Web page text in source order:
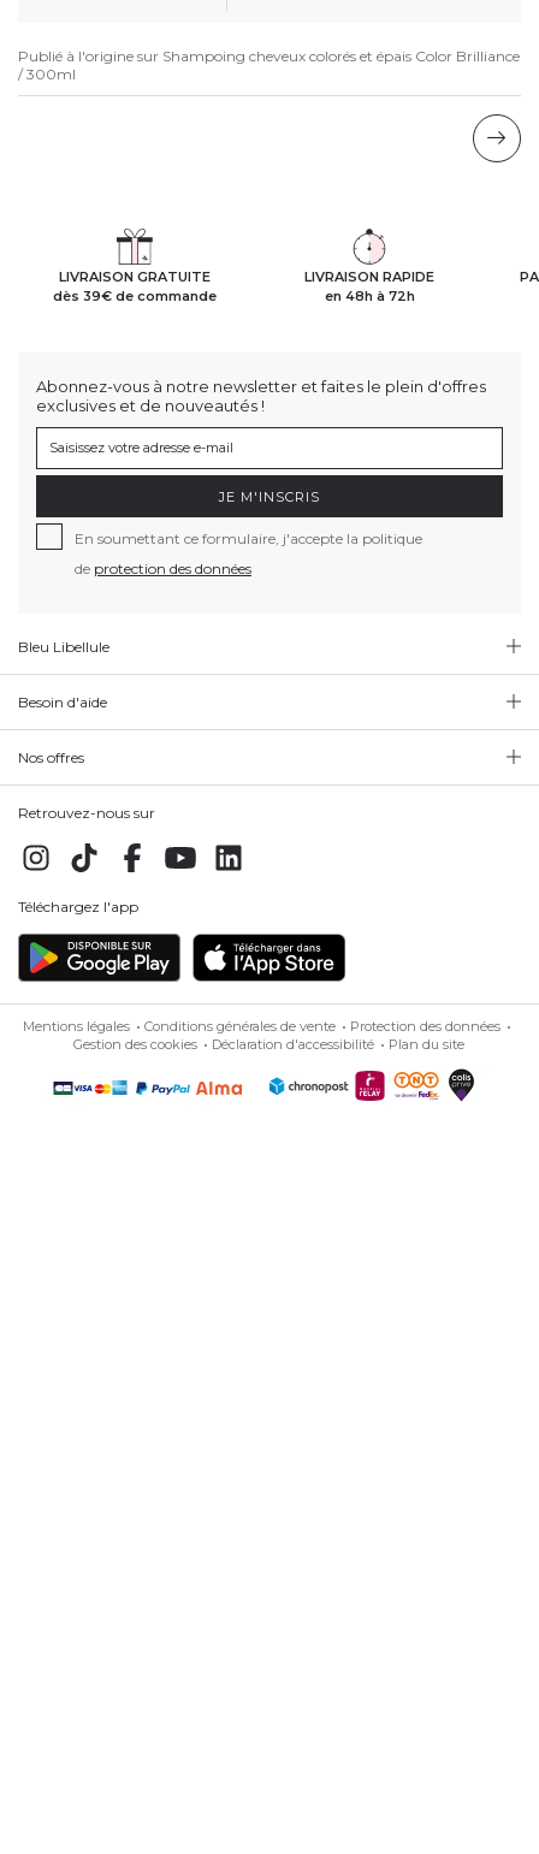
Publié à l'origine sur Shampoing cheveux colorés et épais Color Brilliance
/ 300ml
LIVRAISON GRATUITE
dès 39€ de commande
LIVRAISON RAPIDE
en 48h à 72h
Abonnez-vous à notre newsletter et faites le plein d'offres
exclusives et de nouveautés !
JE M'INSCRIS
En soumettant ce formulaire, j'accepte la politique
de protection des données
Bleu Libellule
Besoin d'aide
Nos offres
Retrouvez-nous sur
Téléchargez l'app
Mentions légales Conditions générales de vente
Protection des données
Gestion des cookies
Déclaration d'accessibilité Plan du site